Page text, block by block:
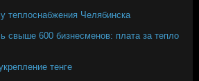
теплоснабжения Челябинска
600 бизнесменов: плата за тепло
тенге